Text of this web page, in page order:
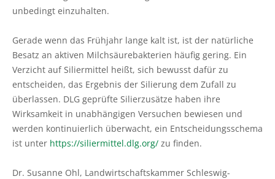
unbedingt einzuhalten.
Gerade wenn das Frühjahr lange kalt ist, ist der natürliche
Besatz an aktiven Milchsäurebakterien häufig gering. Ein
Verzicht auf Siliermittel heißt, sich bewusst dafür zu
entscheiden, das Ergebnis der Silierung dem Zufall zu
überlassen. DLG geprüfte Silierzusätze haben ihre
Wirksamkeit in unabhängigen Versuchen bewiesen und
werden kontinuierlich überwacht, ein Entscheidungsschema
ist unter https://siliermittel.dlg.org/ zu finden.
Dr. Susanne Ohl, Landwirtschaftskammer Schleswig-